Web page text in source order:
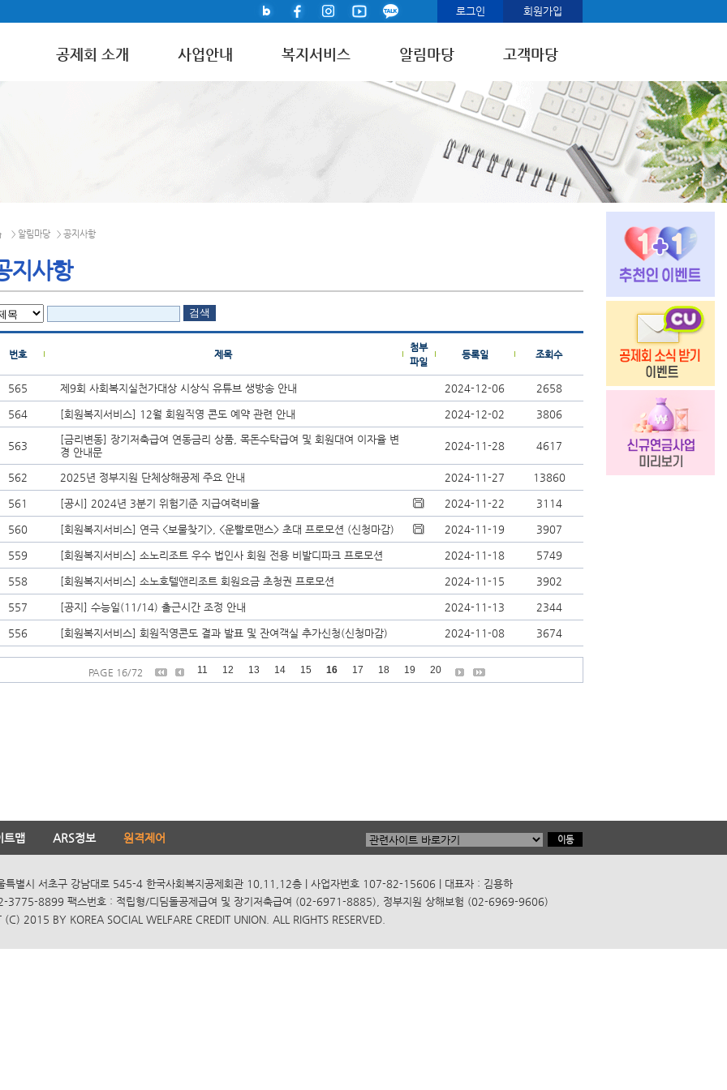
로그인 회원가입
공제회 소개 사업안내 복지서비스 알림마당 고객마당
> 알림마당 > 공지사항
지사항
번호 제목
첨부
파일
등록일 조회수
565 제9회 사회복지실천가대상 시상식 유튜브 생방송 안내 2024-12-06 2658
564 [회원복지서비스] 12월 회원직영 콘도 예약 관련 안내 2024-12-02 3806
563
[금리변동] 장기저축급여 연동금리 상품, 목돈수탁급여 및 회원대여 이자율 변
경 안내문
2024-11-28 4617
562 2025년 정부지원 단체상해공제 주요 안내 2024-11-27 13860
561 [공시] 2024년 3분기 위험기준 지급여력비율 2024-11-22 3114
560 [회원복지서비스] 연극 <보물찾기>, <운빨로맨스> 초대 프로모션 (신청마감) 2024-11-19 3907
559 [회원복지서비스] 소노리조트 우수 법인사 회원 전용 비발디파크 프로모션 2024-11-18 5749
558 [회원복지서비스] 소노호텔앤리조트 회원요금 초청권 프로모션 2024-11-15 3902
557 [공지] 수능일(11/14) 출근시간 조정 안내 2024-11-13 2344
556 [회원복지서비스] 회원직영콘도 결과 발표 및 잔여객실 추가신청(신청마감) 2024-11-08 3674
PAGE 16/72 11 12 13 14 15 16 17 18 19 20
트맵 ARS정보 원격제어
별시 서초구 강남대로 545-4 한국사회복지공제회관 10,11,12층 | 사업자번호 107-82-15606 | 대표자 : 김용하
3775-8899 팩스번호 : 적립형/디딤돌공제급여 및 장기저축급여 (02-6971-8885), 정부지원 상해보험 (02-6969-9606)
(C) 2015 BY KOREA SOCIAL WELFARE CREDIT UNION. ALL RIGHTS RESERVED.